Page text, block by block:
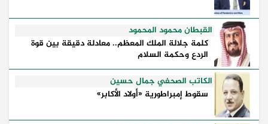
القبطان محمود المحمود
كلمة جلالة الملك المعظم.. معادلة دقيقة بين قوة
الردع وحكمة السلام
الكاتب الصحفي جمال حسين
سقوط إمبراطورية «أولاد الأكابر»